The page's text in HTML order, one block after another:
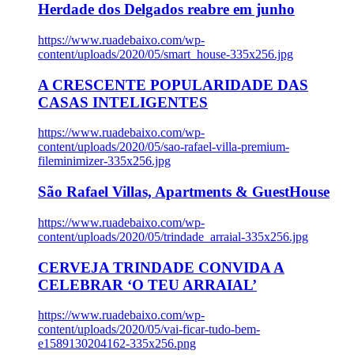
Herdade dos Delgados reabre em junho
https://www.ruadebaixo.com/wp-
content/uploads/2020/05/smart_house-335x256.jpg
A CRESCENTE POPULARIDADE DAS
CASAS INTELIGENTES
https://www.ruadebaixo.com/wp-
content/uploads/2020/05/sao-rafael-villa-premium-
fileminimizer-335x256.jpg
São Rafael Villas, Apartments & GuestHouse
https://www.ruadebaixo.com/wp-
content/uploads/2020/05/trindade_arraial-335x256.jpg
CERVEJA TRINDADE CONVIDA A
CELEBRAR ‘O TEU ARRAIAL’
https://www.ruadebaixo.com/wp-
content/uploads/2020/05/vai-ficar-tudo-bem-
e1589130204162-335x256.png